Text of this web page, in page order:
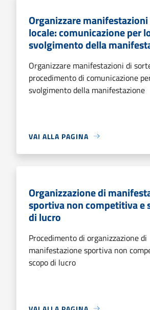
Organizzare
locale: comunicazione per
svolgimento della
Organizzare manifestazioni di
procedimento di comunicazione
svolgimento della manifestazione
VAI ALLA PAGINA
Organizzazione di
sportiva non competitiva e
di lucro
Procedimento di organizzazione di
manifestazione sportiva non
scopo di lucro